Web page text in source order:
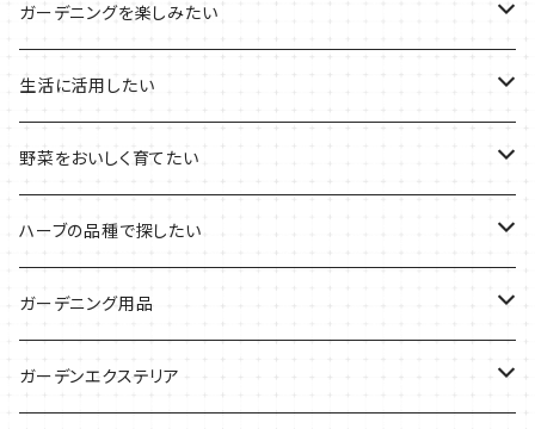
その他のプランターの栽培キット
2021年のハロウィン
2021年のクリスマス
フレッシュハーブ
リラックスしたい時に
シャキッとしたい時に
デトックスに
気分で香りを楽しみたい
料理の定番ハーブ
イタリア料理に
魚料理に
BBQ・肉料理に
サラダに使いたい
秋植えで料理に
ガーデニングを楽しみたい
花を楽しみたい
カラーリーフ
ハーブガーデンづくりに
夏のハーブガーデンに
生活に活用したい
パーティーハーブ
インスタ映えハーブ
虫よけに使いたい
ハーブバスに
野菜をおいしく育てたい
トマトのコンパニオン
ジャガイモのコンパニオン
葉物野菜のコンパニオン
ハーブの品種で探したい
ミント・ハーブ苗
バジル・ハーブ苗
ガーデニング用品
その他
ガーデンエクステリア